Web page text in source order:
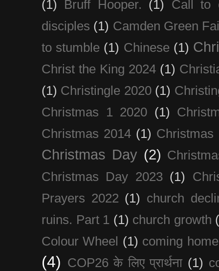
(1) Bruff Hooper. (1)
Call to
disciples (1) Camden Green
to stumble (1) Chinese (1)
Christ the King 2024 (1)
(1) Christingle 2020 (1)
Christmas 1 2020 (1)
Christmas 2014 (1) Christmas
Christmas Day (2)
Christmas Day 2023 (1)
Prayers 2022 (1) church
ruins. Part 1 (1) church growth
Colour Wheel (1) coming
(4) COP26 के लिए प्रार्थना (1)